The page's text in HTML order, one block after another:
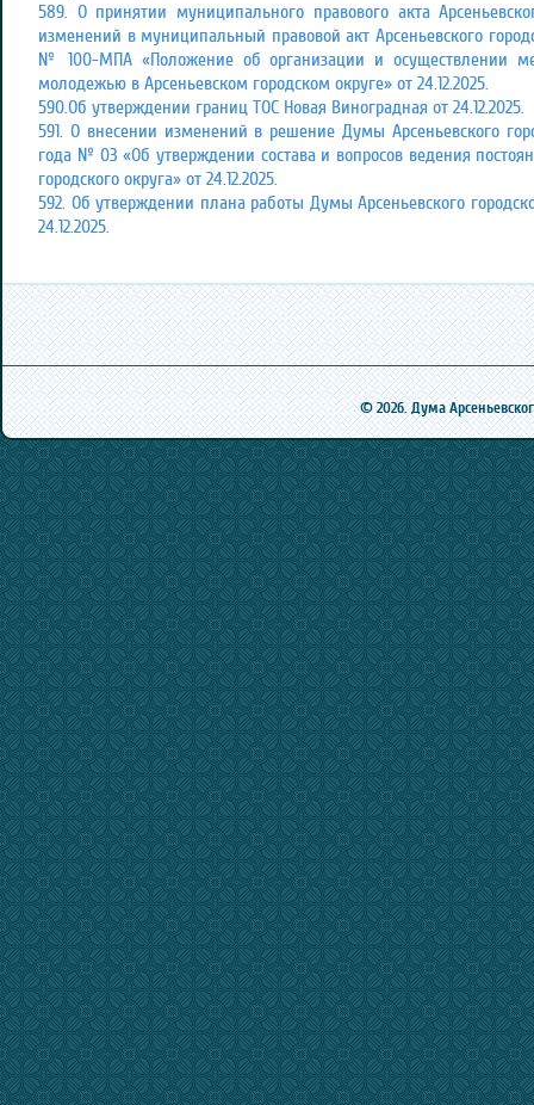
589. О принятии муниципального правового акта
изменений в муниципальный правовой акт Арсеньевского
№ 100-МПА «Положение об организации и осуществлении
молодежью в Арсеньевском городском округе» от 24.12.2025.
590.Об утверждении границ ТОС Новая Виноградная от 24.12.2025.
591. О внесении изменений в решение Думы Арсеньевского
года № 03 «Об утверждении состава и вопросов ведения
городского округа» от 24.12.2025.
592. Об утверждении плана работы Думы Арсеньевского
24.12.2025.
© 2026. Дума